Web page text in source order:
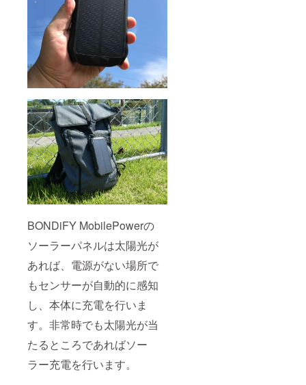
BONDiFY MobilePowerの
ソーラーパネルは太陽光が
あれば、電源がない場所で
もセンサーが自動的に感知
し、本体に充電を行いま
す。非常時でも太陽光が当
たるところであればソー
ラー充電を行います。